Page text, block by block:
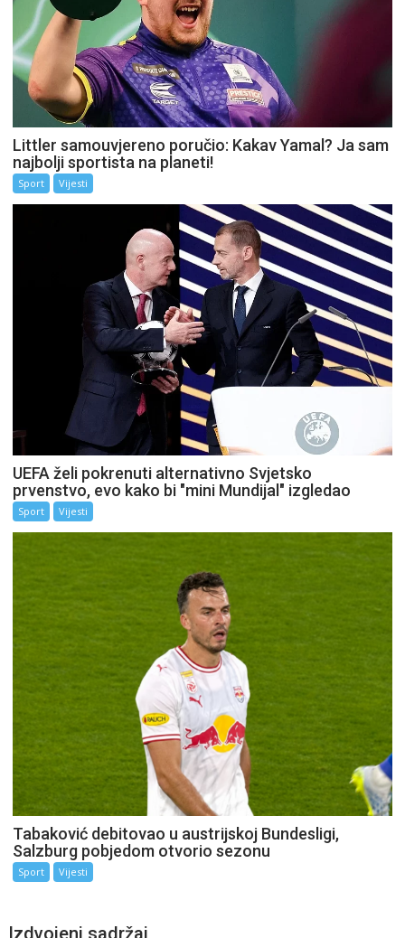
Littler samouvjereno poručio: Kakav Yamal? Ja sam
najbolji sportista na planeti!
Sport Vijesti
UEFA želi pokrenuti alternativno Svjetsko
prvenstvo, evo kako bi "mini Mundijal" izgledao
Sport Vijesti
Tabaković debitovao u austrijskoj Bundesligi,
Salzburg pobjedom otvorio sezonu
Sport Vijesti
Izdvojeni sadržaj